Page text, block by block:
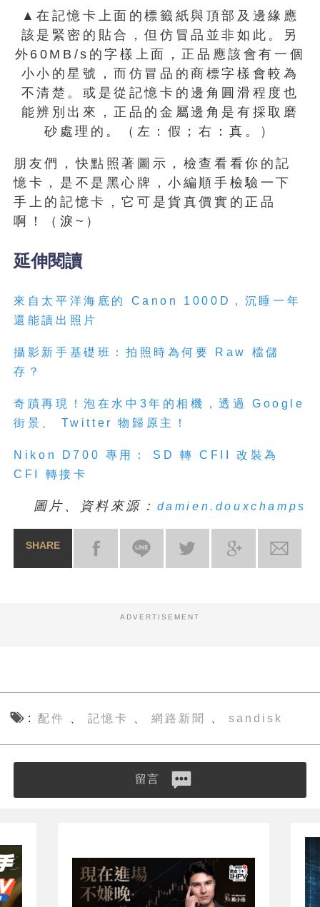
▲在記憶卡上面的標籤紙與頂部及邊緣應
該是緊密的貼合，但仿冒品並非如此。另
外60MB/s的字樣上面，正品應該會有一個
小小的星號，而仿冒品的商標字樣會較為
不清楚。或是從記憶卡的邊角圓滑程度也
能辨別出來，正品的金屬邊角是有採取磨
砂處理的。（左：假；右：真。）
朋友們，快點照著圖示，檢查看看你的記
憶卡，是不是黑心牌，小編順手檢驗一下
手上的記憶卡，它可是貨真價實的正品
啊！（淚~）
延伸閱讀
來自太平洋海底的 Canon 1000D，沉睡一年
還能讀出照片
攝影新手基礎班：拍照時為何要 Raw 檔儲
存？
奇蹟再現！泡在水中3年的相機，透過 Google
街景、 Twitter 物歸原主！
Nikon D700 專用： SD 轉 CFII 改裝為
CFI 轉接卡
圖片、資料來源： damien.douxchamps
SHARE
ADVERTISEMENT
配件 、記憶卡 網路新聞 sandisk
留言